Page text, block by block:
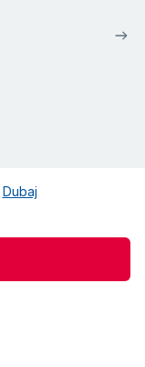
Dubaj